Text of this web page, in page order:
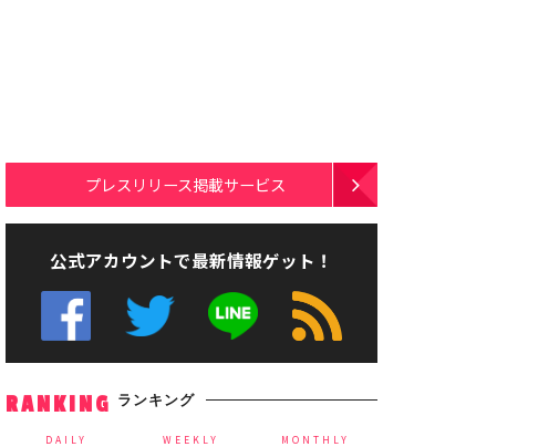
プレスリリース掲載サービス
公式アカウントで最新情報ゲット！
RANKING ランキング
DAILY WEEKLY MONTHLY